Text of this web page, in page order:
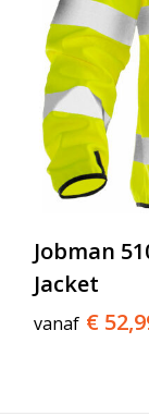
Jobman
Jacket
vanaf €